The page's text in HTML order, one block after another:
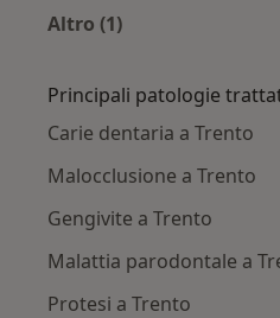
Altro (1)
Principali patologie
Carie dentaria a Trento
Malocclusione a Trento
Gengivite a Trento
Malattia parodontale a
Protesi a Trento